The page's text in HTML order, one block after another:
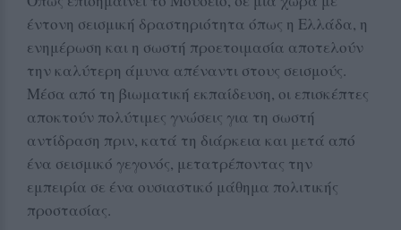
έντονη σεισμική δραστηριότητα όπως η Ελλάδα, η
ενημέρωση και η σωστή προετοιμασία αποτελούν
την καλύτερη άμυνα απέναντι στους σεισμούς.
Μέσα από τη βιωματική εκπαίδευση, οι επισκέπτες
αποκτούν πολύτιμες γνώσεις για τη σωστή
αντίδραση πριν, κατά τη διάρκεια και μετά από
ένα σεισμικό γεγονός, μετατρέποντας την
εμπειρία σε ένα ουσιαστικό μάθημα πολιτικής
προστασίας.